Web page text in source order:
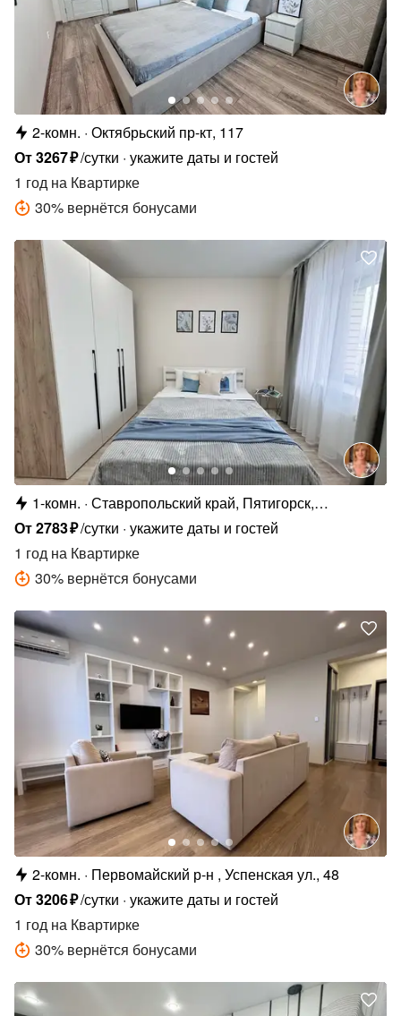
2-комн. Октябрьский пр-кт, 117
От3267₽/сутки укажите даты и гостей
1 год на Квартирке
30% вернётся бонусами
1-комн. Ставропольский край, Пятигорск,
Московская ул., 76
От2783₽/сутки укажите даты и гостей
1 год на Квартирке
30% вернётся бонусами
2-комн.
Первомайский р-н , Успенская ул., 48
От3206₽/сутки укажите даты и гостей
1 год на Квартирке
30% вернётся бонусами